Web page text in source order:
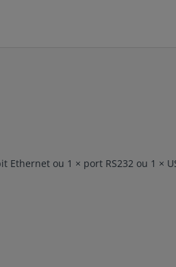
Ethernet ou 1 × port RS232 ou 1 ×